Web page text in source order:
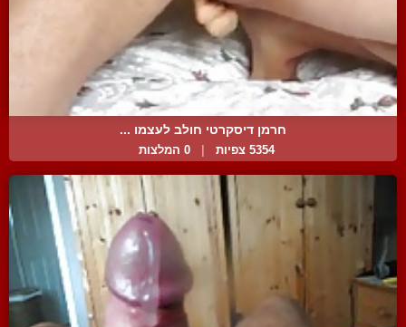
חרמן דיסקרטי חולב לעצמו ...
5354 צפיות 0 המלצות